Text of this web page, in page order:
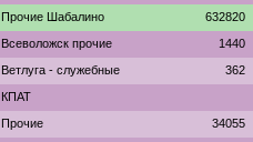
Прочие Шабалино 632820
Всеволожск прочие 1440
Ветлуга - служебные 362
КПАТ
Прочие 34055